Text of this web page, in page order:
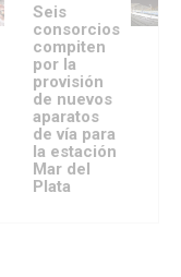
Seis
consorcios
compiten
por la
provisión
de nuevos
aparatos
de vía para
la estación
Mar del
Plata